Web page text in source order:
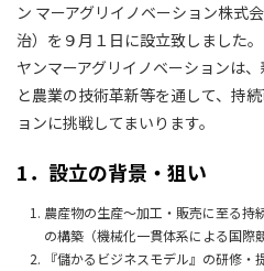
ン マーアグリイノベーション株
治）を９月１日に設立致しました。
ヤンマーアグリイノベーションは
と農業の技術革新等を通して、持
ョンに挑戦してまいります。
1．設立の背景・狙い
農産物の生産〜加工・販売に至る持
の構築（機械化一貫体系による国際
『儲かるビジネスモデル』の研修